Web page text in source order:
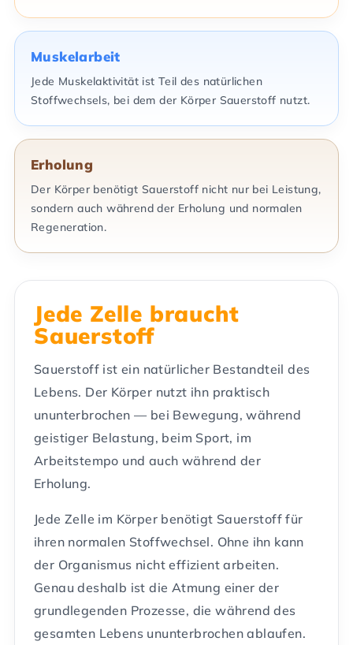
Muskelarbeit
Jede Muskelaktivität ist Teil des natürlichen
Stoffwechsels, bei dem der Körper Sauerstoff nutzt.
Erholung
Der Körper benötigt Sauerstoff nicht nur bei Leistung,
sondern auch während der Erholung und normalen
Regeneration.
Jede Zelle braucht
Sauerstoff
Sauerstoff ist ein natürlicher Bestandteil des
Lebens. Der Körper nutzt ihn praktisch
ununterbrochen — bei Bewegung, während
geistiger Belastung, beim Sport, im
Arbeitstempo und auch während der
Erholung.
Jede Zelle im Körper benötigt Sauerstoff für
ihren normalen Stoffwechsel. Ohne ihn kann
der Organismus nicht effizient arbeiten.
Genau deshalb ist die Atmung einer der
grundlegenden Prozesse, die während des
gesamten Lebens ununterbrochen ablaufen.